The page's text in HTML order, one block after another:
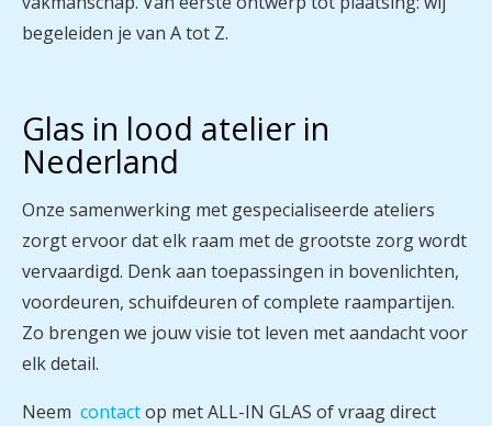
begeleiden je van A tot Z.
Glas in lood atelier in
Nederland
Onze samenwerking met gespecialiseerde ateliers
zorgt ervoor dat elk raam met de grootste zorg wordt
vervaardigd. Denk aan toepassingen in bovenlichten,
voordeuren, schuifdeuren of complete raampartijen.
Zo brengen we jouw visie tot leven met aandacht voor
elk detail.
Neem contactop met ALL-IN GLAS of vraag direct